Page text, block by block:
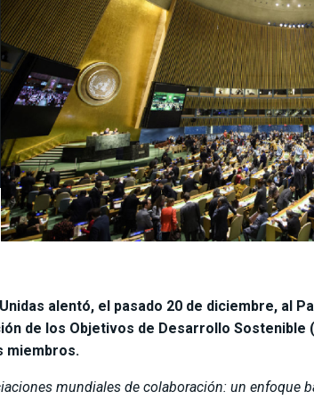
alentó, el pasado 20 de diciembre, al
de los Objetivos de Desarrollo Sostenible
miembros.
mundiales de colaboración: un enfoque